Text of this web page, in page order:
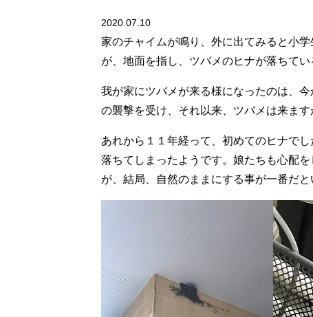
2020.07.10
家のチャイムが鳴り、外に出てみると小
が、地面を指し、ツバメのヒナが落ちてい
我が家にツバメが来る様になったのは、
の襲撃を受け、それ以来、ツバメは来ま
あれから１１年経って、初めてのヒナで
落ちてしまったようです。娘たちも心配
が、結局、自然のままにする事が一番だ